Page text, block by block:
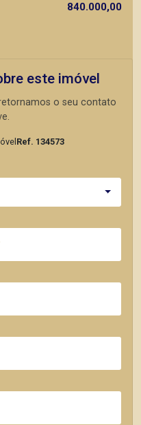
840.000,00
este imóvel
o seu contato
Ref. 134573